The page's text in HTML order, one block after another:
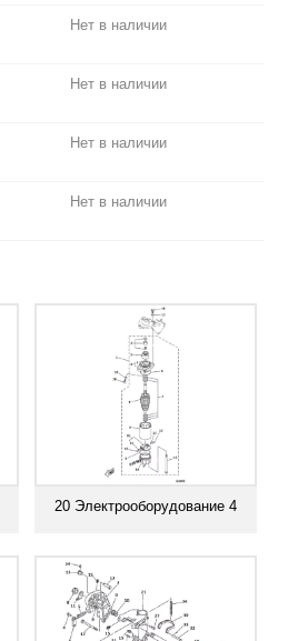
Нет в наличии
Нет в наличии
Нет в наличии
Нет в наличии
20 Электрооборудование 4